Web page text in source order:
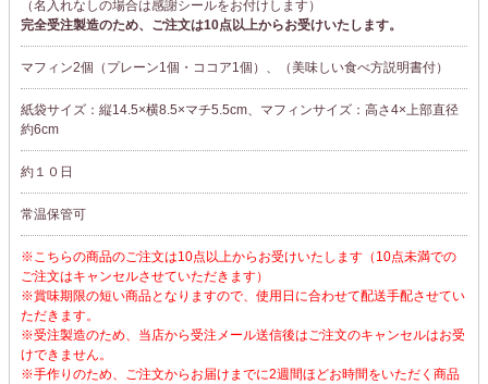
（名入れなしの場合は感謝シールをお付けします）
完全受注製造のため、ご注文は10点以上からお受けいたします。
マフィン2個（プレーン1個・ココア1個）、（美味しい食べ方説明書付）
紙袋サイズ：縦14.5×横8.5×マチ5.5cm、マフィンサイズ：高さ4×上部直径
約6cm
約１０日
常温保管可
※こちらの商品のご注文は10点以上からお受けいたします（10点未満での
ご注文はキャンセルさせていただきます）
※賞味期限の短い商品となりますので、使用日に合わせて配送手配させてい
ただきます。
※受注製造のため、当店から受注メール送信後はご注文のキャンセルはお受
けできません。
※手作りのため、ご注文からお届けまでに2週間ほどお時間をいただく商品